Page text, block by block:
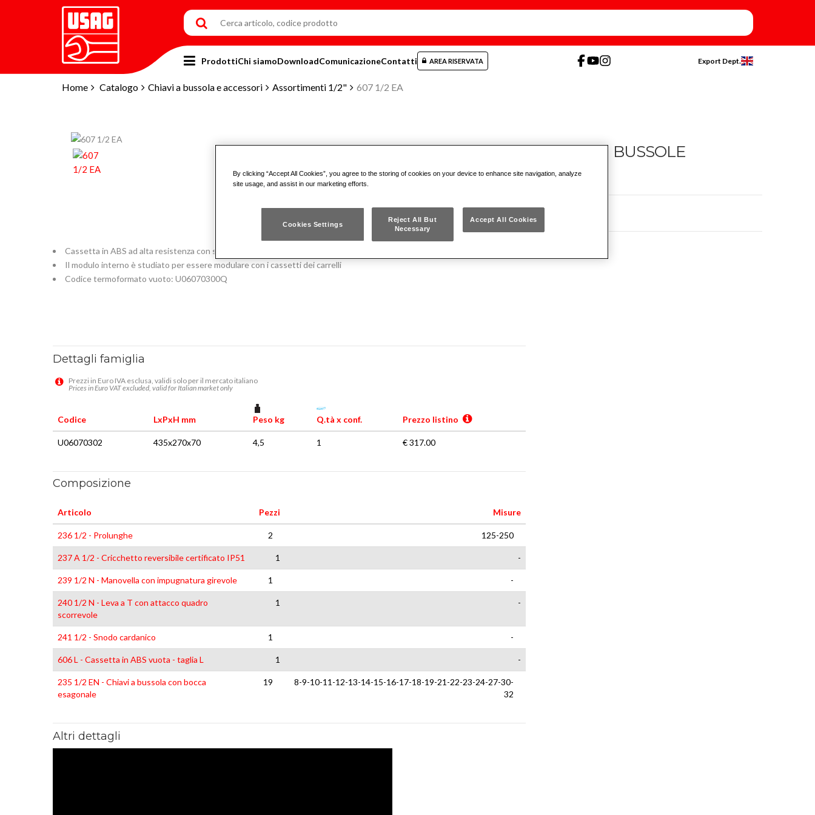
Home Catalogo Chiavi a bussola e accessori Assortimenti 1/2" 607 1/2 EA
ProdottiChi siamoDownloadComunicazioneContatti AREA RISERVATA Export Dept.
ASSORTIMENTO IN CASSETTA DI ABS CON BUSSOLE
ESAGONALI (25 PZ)
607 1/2 EA
Cassetta in ABS ad alta resistenza con sistema di chiusura rapida
Il modulo interno è studiato per essere modulare con i cassetti dei carrelli
Codice termoformato vuoto: U06070300Q
Dettagli famiglia
Prezzi in Euro IVA esclusa, validi solo per il mercato italiano
Prices in Euro VAT excluded, valid for Italian market only
Codice LxPxH mm Peso kg Q.tà x conf. Prezzo listino
U06070302 435x270x70 4,5 1 € 317.00
Composizione
Articolo Pezzi Misure
236 1/2 - Prolunghe 2 125-250
237 A 1/2 - Cricchetto reversibile certificato IP51 1 -
239 1/2 N - Manovella con impugnatura girevole 1 -
240 1/2 N - Leva a T con attacco quadro
scorrevole
1 -
241 1/2 - Snodo cardanico 1 -
606 L - Cassetta in ABS vuota - taglia L 1 -
235 1/2 EN - Chiavi a bussola con bocca
esagonale
19
8-9-10-11-12-13-14-15-16-17-18-19-21-22-23-24-27-30-
32
Altri dettagli
By clicking “Accept All Cookies”, you agree to the storing of cookies on your device to enhance site navigation, analyze
site usage, and assist in our marketing efforts.
Cookies Settings
Reject All But
Necessary
Accept All Cookies